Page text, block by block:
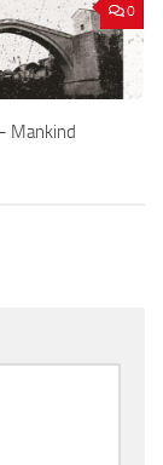
0
Mankind